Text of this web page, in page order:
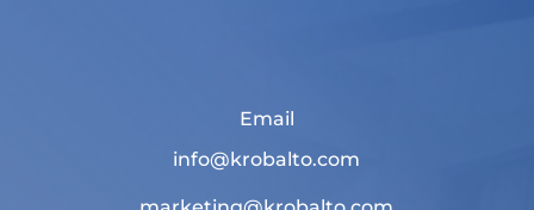
Email
info@krobalto.com